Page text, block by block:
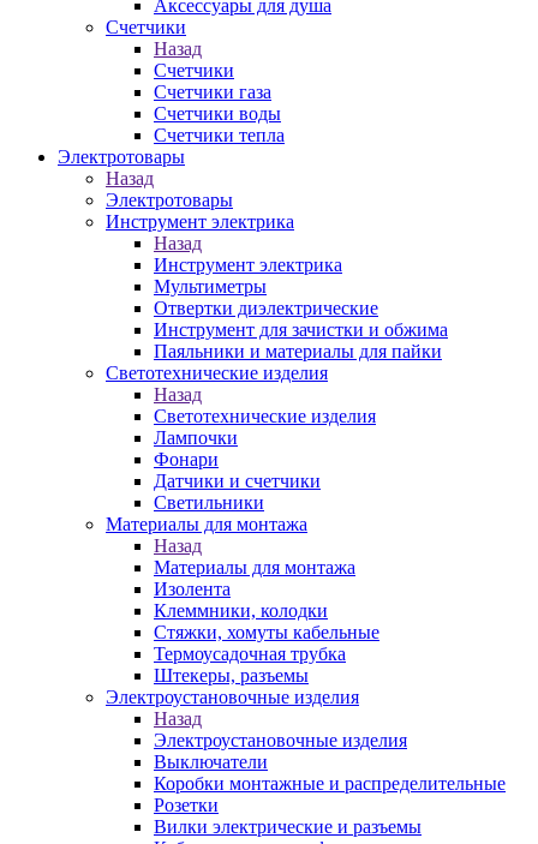
Аксессуары для душа
Счетчики
Назад
Счетчики
Счетчики газа
Счетчики воды
Счетчики тепла
Электротовары
Назад
Электротовары
Инструмент электрика
Назад
Инструмент электрика
Мультиметры
Отвертки диэлектрические
Инструмент для зачистки и обжима
Паяльники и материалы для пайки
Светотехнические изделия
Назад
Светотехнические изделия
Лампочки
Фонари
Датчики и счетчики
Светильники
Материалы для монтажа
Назад
Материалы для монтажа
Изолента
Клеммники, колодки
Стяжки, хомуты кабельные
Термоусадочная трубка
Штекеры, разъемы
Электроустановочные изделия
Назад
Электроустановочные изделия
Выключатели
Коробки монтажные и распределительные
Розетки
Вилки электрические и разъемы